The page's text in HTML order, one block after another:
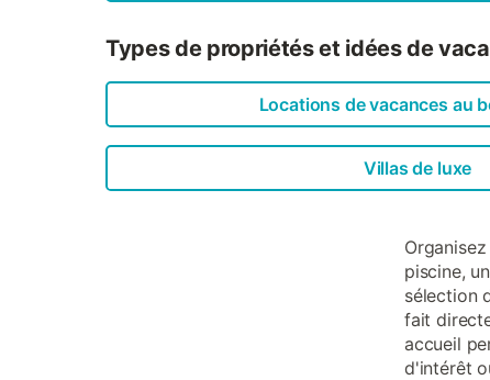
Types de propriétés et idées de
Locations de vacances au
Villas de luxe
piscine,
sélection
fait
accueil
d'intérêt